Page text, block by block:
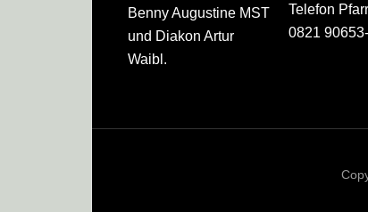
Benny Augustine MST
und Diakon Artur
Waibl.
Telefon
0821